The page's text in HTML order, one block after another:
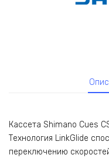
Кассета Shimano Cues
Технология LinkGlide
переключению